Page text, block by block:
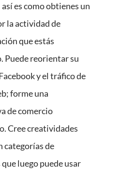
es como obtienes un
la actividad de
que estás
Puede reorientar su
y el tráfico de
forme una
de comercio
Cree creatividades
categorías de
luego puede usar